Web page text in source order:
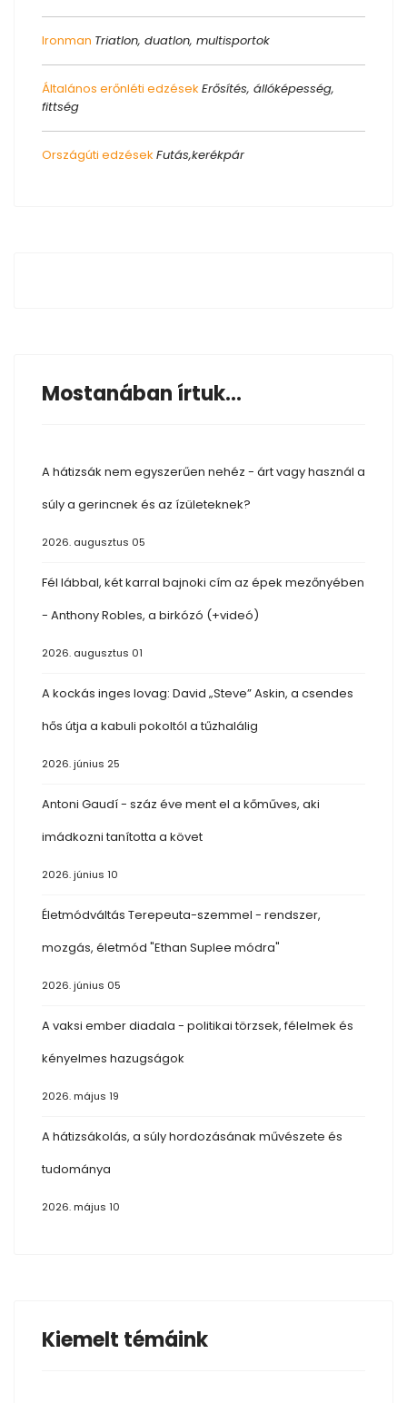
Ironman Triatlon, duatlon, multisportok
Általános erőnléti edzések Erősítés, állóképesség,
fittség
Országúti edzések Futás,kerékpár
Mostanában írtuk...
A hátizsák nem egyszerűen nehéz - árt vagy használ a
súly a gerincnek és az ízületeknek?
2026. augusztus 05
Fél lábbal, két karral bajnoki cím az épek mezőnyében
- Anthony Robles, a birkózó (+videó)
2026. augusztus 01
A kockás inges lovag: David „Steve” Askin, a csendes
hős útja a kabuli pokoltól a tűzhalálig
2026. június 25
Antoni Gaudí - száz éve ment el a kőműves, aki
imádkozni tanította a követ
2026. június 10
Életmódváltás Terepeuta-szemmel - rendszer,
mozgás, életmód "Ethan Suplee módra"
2026. június 05
A vaksi ember diadala - politikai törzsek, félelmek és
kényelmes hazugságok
2026. május 19
A hátizsákolás, a súly hordozásának művészete és
tudománya
2026. május 10
Kiemelt témáink